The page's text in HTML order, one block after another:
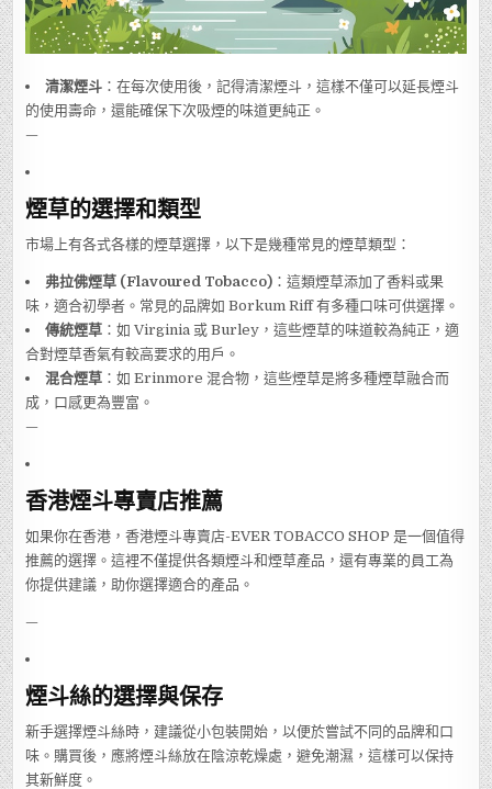
清潔煙斗 ：在每次使用後，記得清潔煙斗，這樣不僅可以延長煙斗
的使用壽命，還能確保下次吸煙的味道更純正。
—
煙草的選擇和類型
市場上有各式各樣的煙草選擇，以下是幾種常見的煙草類型：
弗拉佛煙草 (Flavoured Tobacco) ：這類煙草添加了香料或果
味，適合初學者。常見的品牌如 Borkum Riff 有多種口味可供選擇。
傳統煙草 ：如 Virginia 或 Burley，這些煙草的味道較為純正，適
合對煙草香氣有較高要求的用戶。
混合煙草 ：如 Erinmore 混合物，這些煙草是將多種煙草融合而
成，口感更為豐富。
—
香港煙斗專賣店推薦
如果你在香港，香港煙斗專賣店-EVER TOBACCO SHOP 是一個值得
推薦的選擇。這裡不僅提供各類煙斗和煙草產品，還有專業的員工為
你提供建議，助你選擇適合的產品。
—
煙斗絲的選擇與保存
新手選擇煙斗絲時，建議從小包裝開始，以便於嘗試不同的品牌和口
味。購買後，應將煙斗絲放在陰涼乾燥處，避免潮濕，這樣可以保持
其新鮮度。